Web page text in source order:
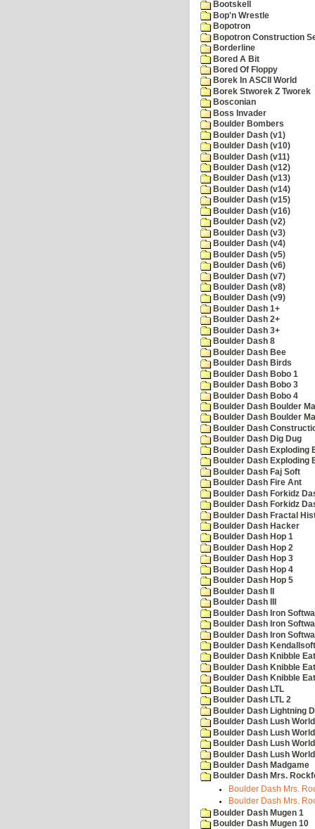
Bootskell
Bop'n Wrestle
Bopotron
Bopotron Construction
Borderline
Bored A Bit
Bored Of Floppy
Borek In ASCII World
Borek Stworek Z Tworek
Bosconian
Boss Invader
Boulder Bombers
Boulder Dash (v1)
Boulder Dash (v10)
Boulder Dash (v11)
Boulder Dash (v12)
Boulder Dash (v13)
Boulder Dash (v14)
Boulder Dash (v15)
Boulder Dash (v16)
Boulder Dash (v2)
Boulder Dash (v3)
Boulder Dash (v4)
Boulder Dash (v5)
Boulder Dash (v6)
Boulder Dash (v7)
Boulder Dash (v8)
Boulder Dash (v9)
Boulder Dash 1+
Boulder Dash 2+
Boulder Dash 3+
Boulder Dash 8
Boulder Dash Bee
Boulder Dash Birds
Boulder Dash Bobo 1
Boulder Dash Bobo 3
Boulder Dash Bobo 4
Boulder Dash Boulder
Boulder Dash Boulder
Boulder Dash
Boulder Dash Dig Dug
Boulder Dash Exploding
Boulder Dash Exploding
Boulder Dash Faj Soft
Boulder Dash Fire Ant
Boulder Dash Forkidz
Boulder Dash Forkidz
Boulder Dash Fractal
Boulder Dash Hacker
Boulder Dash Hop 1
Boulder Dash Hop 2
Boulder Dash Hop 3
Boulder Dash Hop 4
Boulder Dash Hop 5
Boulder Dash II
Boulder Dash III
Boulder Dash Iron
Boulder Dash Iron
Boulder Dash Iron
Boulder Dash
Boulder Dash Knibble
Boulder Dash Knibble
Boulder Dash Knibble
Boulder Dash LTL
Boulder Dash LTL 2
Boulder Dash Lightning
Boulder Dash Lush
Boulder Dash Lush
Boulder Dash Lush
Boulder Dash Lush
Boulder Dash Madgame
Boulder Dash Mrs.
Boulder Dash Mrs.
Boulder Dash Mrs.
Boulder Dash Mugen 1
Boulder Dash Mugen 10